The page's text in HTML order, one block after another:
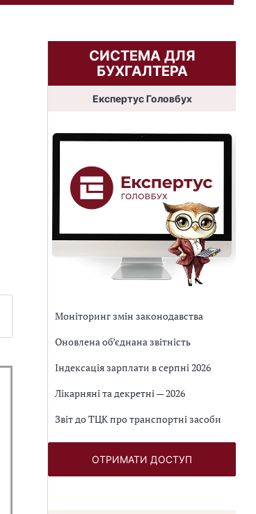
СИСТЕМА ДЛЯ
БУХГАЛТЕРА
Експертус Головбух
Моніторинг змін законодавства
Оновлена об’єднана звітність
Індексація зарплати в серпні 2026
Лікарняні та декретні — 2026
Звіт до ТЦК про транспортні засоби
ОТРИМАТИ ДОСТУП